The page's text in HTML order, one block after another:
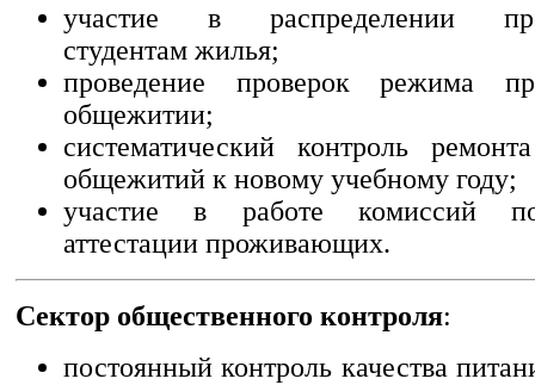
участие в распределении
студентам жилья;
проведение проверок режима
общежитии;
систематический контроль
общежитий к новому учебному году;
участие в работе комиссий
аттестации проживающих.
Сектор общественного контроля:
постоянный контроль качества